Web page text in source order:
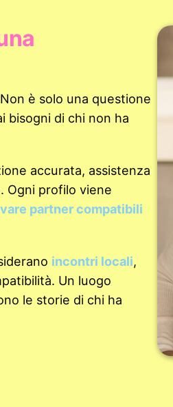
è solo una questione
bisogni di chi non ha
accurata, assistenza
Ogni profilo viene
partner compatibili
incontri locali,
Un luogo
le storie di chi ha